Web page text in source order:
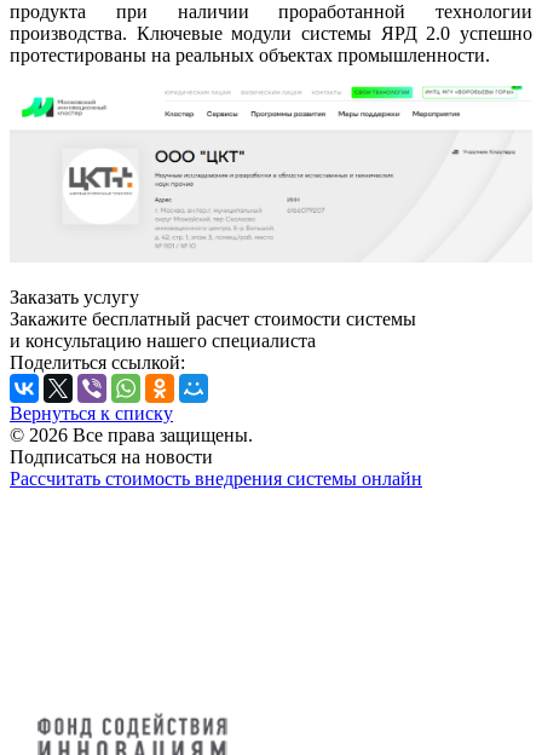
продукта при наличии проработанной технологии
производства. Ключевые модули системы ЯРД 2.0 успешно
протестированы на реальных объектах промышленности.
Заказать услугу
Закажите бесплатный расчет стоимости системы
и консультацию нашего специалиста
Поделиться ссылкой:
Вернуться к списку
© 2026 Все права защищены.
Подписаться на новости
Рассчитать стоимость внедрения системы онлайн